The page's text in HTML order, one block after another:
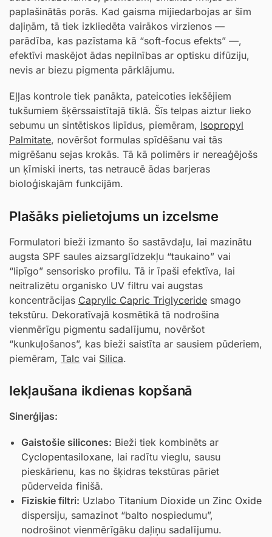
paplašinātās porās. Kad gaisma mijiedarbojas ar šīm
daļiņām, tā tiek izkliedēta vairākos virzienos —
parādība, kas pazīstama kā “soft-focus efekts” —,
efektīvi maskējot ādas nepilnības ar optisku difūziju,
nevis ar biezu pigmenta pārklājumu.
Eļļas kontrole tiek panākta, pateicoties iekšējiem
tukšumiem šķērssaistītajā tīklā. Šīs telpas aiztur lieko
sebumu un sintētiskos lipīdus, piemēram, Isopropyl
Palmitate, novēršot formulas spīdēšanu vai tās
migrēšanu sejas krokās. Tā kā polimērs ir nereaģējošs
un ķīmiski inerts, tas netraucē ādas barjeras
bioloģiskajām funkcijām.
Plašāks pielietojums un izcelsme
Formulatori bieži izmanto šo sastāvdaļu, lai mazinātu
augsta SPF saules aizsarglīdzekļu “taukaino” vai
“lipīgo” sensorisko profilu. Tā ir īpaši efektīva, lai
neitralizētu organisko UV filtru vai augstas
koncentrācijas Caprylic Capric Triglyceride smago
tekstūru. Dekoratīvajā kosmētikā tā nodrošina
vienmērīgu pigmentu sadalījumu, novēršot
“kunkuļošanos”, kas bieži saistīta ar sausiem pūderiem,
piemēram, Talc vai Silica.
Iekļaušana ikdienas kopšanā
Sinerģijas:
Gaistošie silicones: Bieži tiek kombinēts ar
Cyclopentasiloxane, lai radītu vieglu, sausu
pieskārienu, kas no šķidras tekstūras pāriet
pūderveida finišā.
Fiziskie filtri: Uzlabo Titanium Dioxide un Zinc Oxide
dispersiju, samazinot “balto nospiedumu”,
nodrošinot vienmērīgāku daļiņu sadalījumu.